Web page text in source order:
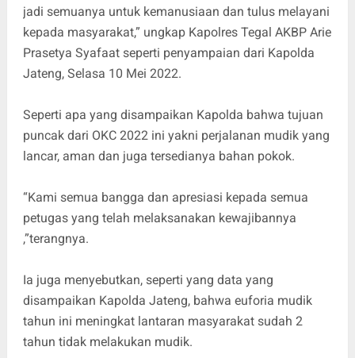
jadi semuanya untuk kemanusiaan dan tulus melayani
kepada masyarakat,” ungkap Kapolres Tegal AKBP Arie
Prasetya Syafaat seperti penyampaian dari Kapolda
Jateng, Selasa 10 Mei 2022.
Seperti apa yang disampaikan Kapolda bahwa tujuan
puncak dari OKC 2022 ini yakni perjalanan mudik yang
lancar, aman dan juga tersedianya bahan pokok.
“Kami semua bangga dan apresiasi kepada semua
petugas yang telah melaksanakan kewajibannya
,”terangnya.
Ia juga menyebutkan, seperti yang data yang
disampaikan Kapolda Jateng, bahwa euforia mudik
tahun ini meningkat lantaran masyarakat sudah 2
tahun tidak melakukan mudik.